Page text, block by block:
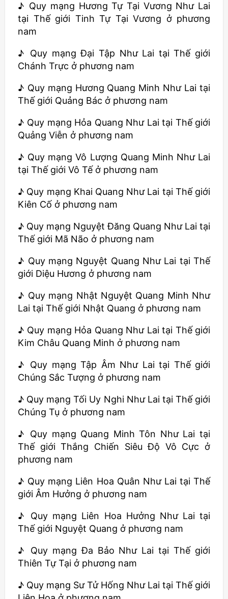
♪ Quy mạng Hương Tự Tại Vương Như Lai
tại Thế giới Tinh Tự Tại Vương ở phương
nam
♪ Quy mạng Đại Tập Như Lai tại Thế giới
Chánh Trực ở phương nam
♪ Quy mạng Hương Quang Minh Như Lai tại
Thế giới Quảng Bác ở phương nam
♪ Quy mạng Hỏa Quang Như Lai tại Thế giới
Quảng Viễn ở phương nam
♪ Quy mạng Vô Lượng Quang Minh Như Lai
tại Thế giới Vô Tế ở phương nam
♪ Quy mạng Khai Quang Như Lai tại Thế giới
Kiên Cố ở phương nam
♪ Quy mạng Nguyệt Đăng Quang Như Lai tại
Thế giới Mã Não ở phương nam
♪ Quy mạng Nguyệt Quang Như Lai tại Thế
giới Diệu Hương ở phương nam
♪ Quy mạng Nhật Nguyệt Quang Minh Như
Lai tại Thế giới Nhật Quang ở phương nam
♪ Quy mạng Hỏa Quang Như Lai tại Thế giới
Kim Châu Quang Minh ở phương nam
♪ Quy mạng Tập Âm Như Lai tại Thế giới
Chúng Sắc Tượng ở phương nam
♪ Quy mạng Tối Uy Nghi Như Lai tại Thế giới
Chúng Tụ ở phương nam
♪ Quy mạng Quang Minh Tôn Như Lai tại
Thế giới Thắng Chiến Siêu Độ Vô Cực ở
phương nam
♪ Quy mạng Liên Hoa Quân Như Lai tại Thế
giới Âm Hưởng ở phương nam
♪ Quy mạng Liên Hoa Hưởng Như Lai tại
Thế giới Nguyệt Quang ở phương nam
♪ Quy mạng Đa Bảo Như Lai tại Thế giới
Thiên Tự Tại ở phương nam
♪ Quy mạng Sư Tử Hống Như Lai tại Thế giới